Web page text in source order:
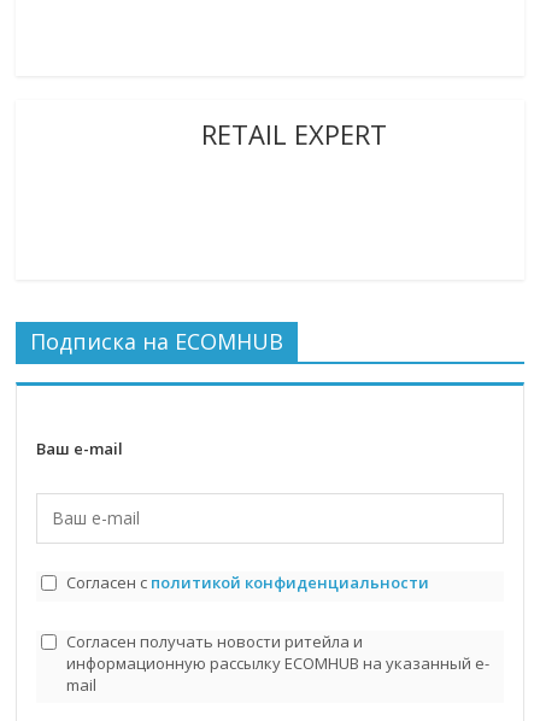
RETAIL EXPERT
Подписка на ECOMHUB
Ваш e-mail
Согласен с политикой конфиденциальности
Согласен получать новости ритейла и
информационную рассылку ECOMHUB на указанный e-
mail